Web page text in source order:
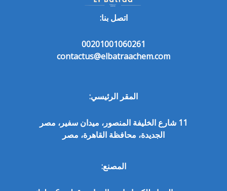
اتصل بنا:
00201001060261
contactus@elbatraachem.com
المقر الرئيسي:
11 شارع الخليفة المنصور، ميدان سفير، مصر
الجديدة، محافظة القاهرة، مصر
المصنع: